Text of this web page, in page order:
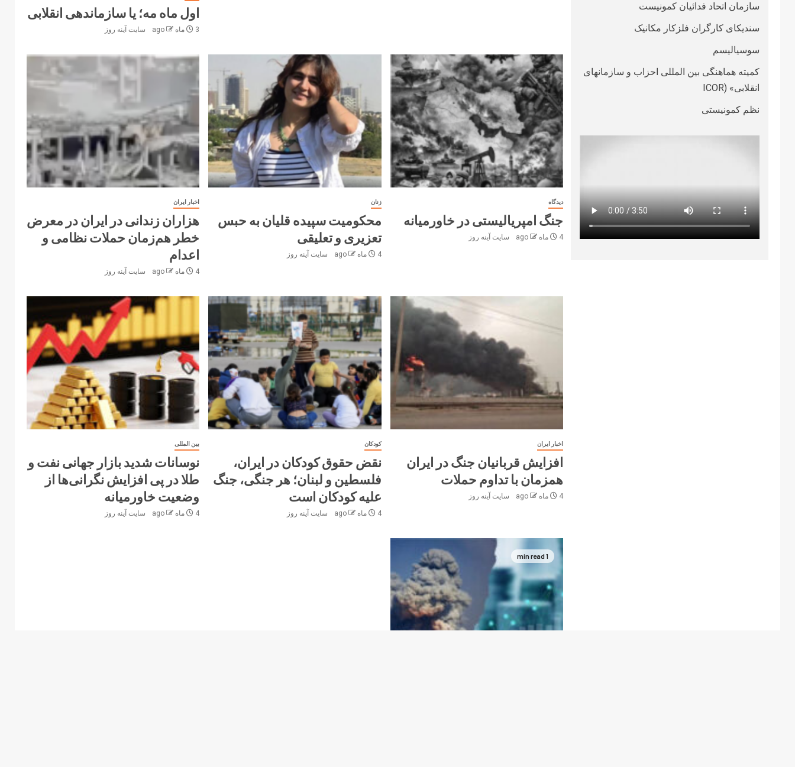
اول ماه مه؛ یا سازماندهی انقلابی
3 ماه ago سایت آینه‌ روز
دیدگاه
جنگ امپریالیستی در خاورمیانه
4 ماه ago سایت آینه‌ روز
زنان
محکومیت سپیده قلیان به حبس
تعزیری و تعلیقی
4 ماه ago سایت آینه‌ روز
اخبار ایران
هزاران زندانی در ایران در معرض
خطر هم‌زمان حملات نظامی و
اعدام
4 ماه ago سایت آینه‌ روز
اخبار ایران
افزایش قربانیان جنگ در ایران
همزمان با تداوم حملات
4 ماه ago سایت آینه‌ روز
کودکان
نقض حقوق کودکان در ایران،
فلسطین و لبنان؛ هر جنگی، جنگ
علیه کودکان است
4 ماه ago سایت آینه‌ روز
بین المللی
نوسانات شدید بازار جهانی نفت و
طلا در پی افزایش نگرانی‌ها از
وضعیت خاورمیانه
4 ماه ago سایت آینه‌ روز
1 min read
سازمان اتحاد فدائیان کمونیست
سندیکای کارگران فلزکار مکانیک
سوسیالیسم
کمیته هماهنگی بین المللی احزاب و سازمانهای
انقلابی» (ICOR
نظم کمونیستی